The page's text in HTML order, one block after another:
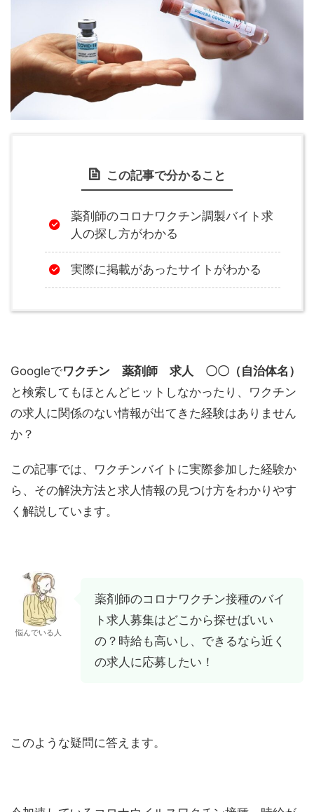
この記事で分かること
薬剤師のコロナワクチン調製バイト求
人の探し方がわかる
実際に掲載があったサイトがわかる
Googleでワクチン 薬剤師 求人 〇〇（自治体名）
と検索してもほとんどヒットしなかったり、ワクチン
の求人に関係のない情報が出てきた経験はありません
か？
この記事では、ワクチンバイトに実際参加した経験か
ら、その解決方法と求人情報の見つけ方をわかりやす
く解説しています。
悩んでいる人
薬剤師のコロナワクチン接種のバイ
ト求人募集はどこから探せばいい
の？時給も高いし、できるなら近く
の求人に応募したい！
このような疑問に答えます。